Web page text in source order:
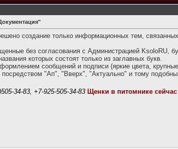
создание только информационных тем,
без согласования с Администрацией KsoloRU,
которых состоят только из заглавных букв.
сообщений и подписи (яркие цвета,
"Ап", "Вверх", "Актуально" и тому
34-83, +7-925-505-34-83 Щенки в питомнике